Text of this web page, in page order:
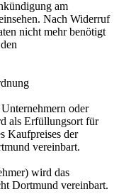
am
Nach Widerruf
nicht mehr benötigt
oder
als Erfüllungsort für
Kaufpreises der
vereinbart.
wird das
Dortmund vereinbart.